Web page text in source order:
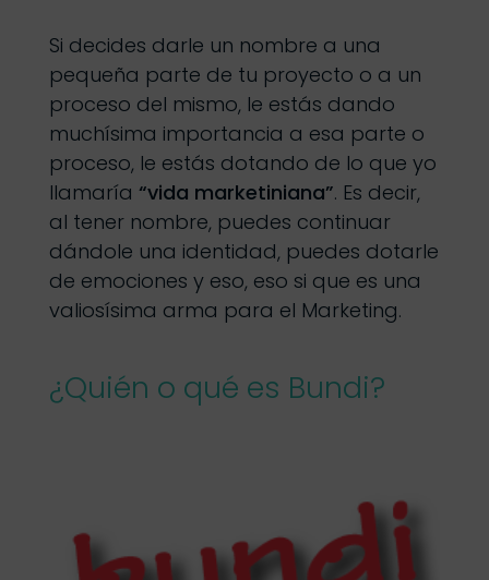
Si decides darle un nombre a una
pequeña parte de tu proyecto o a un
proceso del mismo, le estás dando
muchísima importancia a esa parte o
proceso, le estás dotando de lo que yo
llamaría “vida marketiniana”. Es decir,
al tener nombre, puedes continuar
dándole una identidad, puedes dotarle
de emociones y eso, eso si que es una
valiosísima arma para el Marketing.
¿Quién o qué es Bundi?